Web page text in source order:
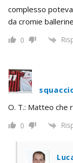
complesso
da cromie
0
O. T.: Matteo che
0